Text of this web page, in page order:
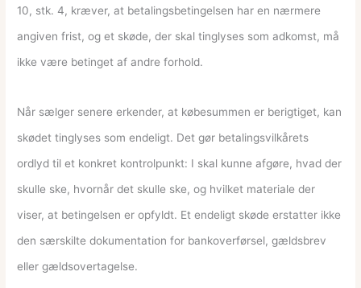
10, stk. 4, kræver, at betalingsbetingelsen har en nærmere
angiven frist, og et skøde, der skal tinglyses som adkomst, må
ikke være betinget af andre forhold.
Når sælger senere erkender, at købesummen er berigtiget, kan
skødet tinglyses som endeligt. Det gør betalingsvilkårets
ordlyd til et konkret kontrolpunkt: I skal kunne afgøre, hvad der
skulle ske, hvornår det skulle ske, og hvilket materiale der
viser, at betingelsen er opfyldt. Et endeligt skøde erstatter ikke
den særskilte dokumentation for bankoverførsel, gældsbrev
eller gældsovertagelse.